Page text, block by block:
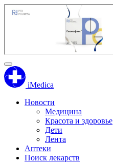
iMedica
Новости
Медицина
Красота и здоровье
Дети
Лента
Аптеки
Поиск лекарств